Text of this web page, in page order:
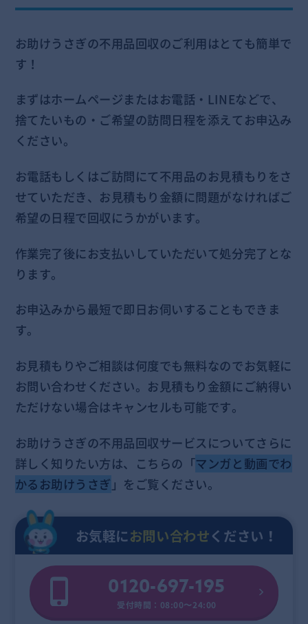
お助けうさぎの不用品回収のご利用はとても簡単で
す！
まずはホームページまたはお電話・LINEなどで、
捨てたいもの・ご希望の訪問日程を添えてお申込み
ください。
お電話もしくはご訪問にて不用品のお見積もりをさ
せていただき、お見積もり金額に問題がなければご
希望の日程で回収にうかがいます。
作業完了後にお支払いしていただいて処分完了とな
ります。
お申込みから最短で即日お伺いすることもできま
す。
お見積もりやご相談は何度でも無料なのでお気軽に
お問い合わせください。お見積もり金額にご納得い
ただけない場合はキャンセルも可能です。
お助けうさぎの不用品回収サービスについてさらに
詳しく知りたい方は、こちらの「マンガと動画でわ
かるお助けうさぎ 」をご覧ください。
お気軽にお問い合わせください！
0120-697-195
受付時間：08:00〜24:00